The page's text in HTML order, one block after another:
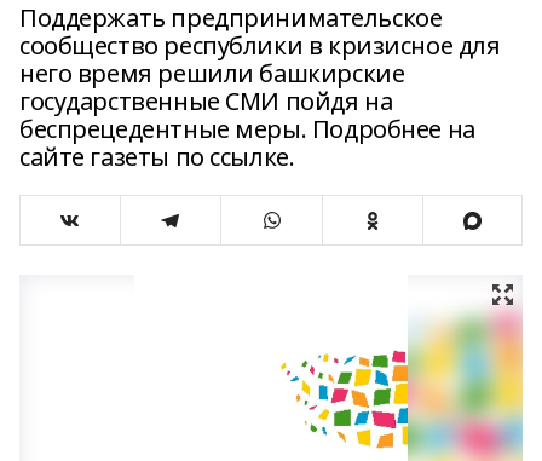
Поддержать предпринимательское
сообщество республики в кризисное для
него время решили башкирские
государственные СМИ пойдя на
беспрецедентные меры. Подробнее на
сайте газеты по ссылке.